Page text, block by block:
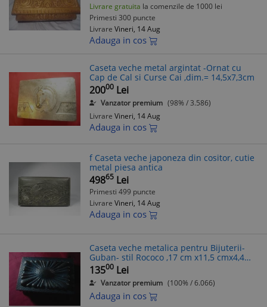
Livrare gratuita la comenzile de 1000 lei
Primesti 300 puncte
Livrare Vineri, 14 Aug
Adauga in cos
Caseta veche metal argintat -Ornat cu
Cap de Cal si Curse Cai ,dim.= 14,5x7,3cm
20000 Lei
Vanzator premium (98% / 3.586)
Livrare Vineri, 14 Aug
Adauga in cos
f Caseta veche japoneza din cositor, cutie
metal piesa antica
49865 Lei
Primesti 499 puncte
Livrare Vineri, 14 Aug
Adauga in cos
Caseta veche metalica pentru Bijuterii-
Guban- stil Rococo ,17 cm x11,5 cmx4,4
cm
13500 Lei
Vanzator premium (100% / 6.066)
Adauga in cos